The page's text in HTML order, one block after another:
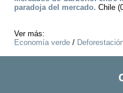
paradoja del mercado. Chile
Ver más:
Economía verde /